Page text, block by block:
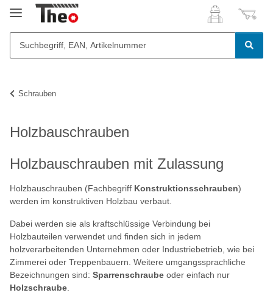
Schrauben
Holzbauschrauben
Holzbauschrauben mit Zulassung
Holzbauschrauben (Fachbegriff Konstruktionsschrauben)
werden im konstruktiven Holzbau verbaut.
Dabei werden sie als kraftschlüssige Verbindung bei
Holzbauteilen verwendet und finden sich in jedem
holzverarbeitenden Unternehmen oder Industriebetrieb, wie bei
Zimmerei oder Treppenbauern. Weitere umgangssprachliche
Bezeichnungen sind: Sparrenschraube oder einfach nur
Holzschraube